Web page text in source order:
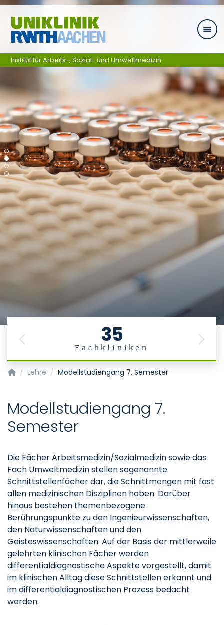
Zum Inhalt springen
35
Fachkliniken
Previous Next
Institut für Arbeits-, Sozial- und Umweltmedizin
Institut für Arbeits-, Sozial- und Umweltmedizin
Lehre Modellstudiengang 7. Semester
Modellstudiengang 7.
Semester
Die Fächer Arbeitsmedizin/Sozialmedizin sowie das
Fach Umweltmedizin stellen sogenannte
Schnittstellenfächer dar, die Schnittmengen mit fast
allen medizinischen Disziplinen haben. Darüber
hinaus bestehen themenbezogene
Berührungspunkte zu den Ingenieurwissenschaften,
den Naturwissenschaften und den
Geisteswissenschaften. Auf der Basis der mittlerweile
gelehrten klinischen Fächer werden
differentialdiagnostische Aspekte vorgestellt, damit
im klinischen Alltag diese Schnittstellen erkannt und
im differentialdiagnostischen Prozess bedacht
werden.